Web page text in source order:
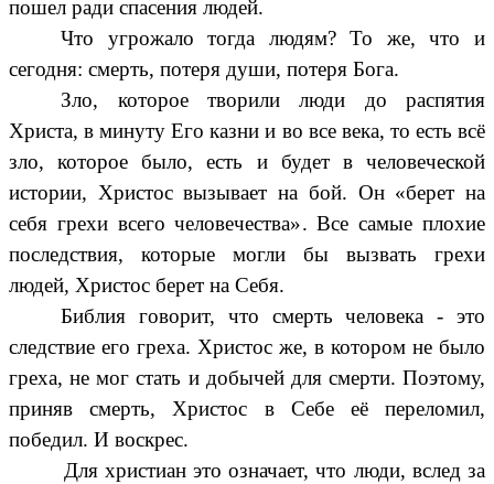
пошел ради спасения людей.
Что угрожало тогда людям? То же, что и
сегодня: смерть, потеря души, потеря Бога.
Зло, которое творили люди до распятия
Христа, в минуту Его казни и во все века, то есть всё
зло, которое было, есть и будет в человеческой
истории, Христос вызывает на бой. Он «берет на
себя грехи всего человечества». Все самые плохие
последствия, которые могли бы вызвать грехи
людей, Христос берет на Себя.
Библия говорит, что смерть человека - это
следствие его греха. Христос же, в котором не было
греха, не мог стать и добычей для смерти. Поэтому,
приняв смерть, Христос в Себе её переломил,
победил. И воскрес.
Для христиан это означает, что люди, вслед за